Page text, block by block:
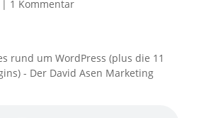
| 1 Kommentar